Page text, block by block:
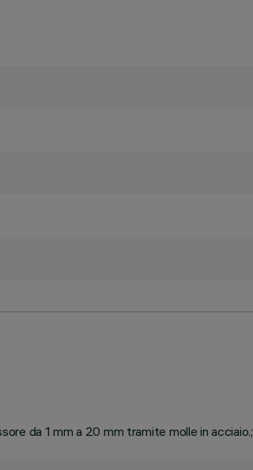
da 1 mm a 20 mm tramite molle in acciaio.;